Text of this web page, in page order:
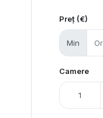
Preț (€)
Min
Camere
1